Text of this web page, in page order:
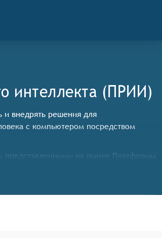
интеллекта (ПРИИ)
и внедрять решения для
с компьютером посредством
представленными на рынке Платформы